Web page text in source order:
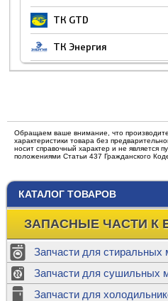
КАТАЛОГ ТОВАРОВ
ЗАПАСНЫЕ ЧАСТИ К
Запчасти для стиральных
Запчасти для сушильных
Запчасти для
ТК GTD
ТК Энергия
Обращаем ваше внимание, что
характеристики товара без
носит справочный характер и не является
положениями Статьи 437 Гражданского